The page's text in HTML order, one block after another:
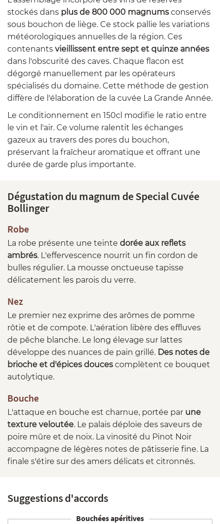
stockés dans plus de 800 000 magnums conservés
sous bouchon de liège. Ce stock pallie les variations
météorologiques annuelles de la région. Ces
contenants vieillissent entre sept et quinze années
dans l'obscurité des caves. Chaque flacon est
dégorgé manuellement par les opérateurs
spécialisés du domaine. Cette méthode de gestion
diffère de l'élaboration de la cuvée La Grande Année.
Le conditionnement en 150cl modifie le ratio entre
le vin et l'air. Ce volume ralentit les échanges
gazeux au travers des pores du bouchon,
préservant la fraîcheur aromatique et offrant une
durée de garde plus importante.
Dégustation du magnum de Special Cuvée
Bollinger
Robe
La robe présente une teinte dorée aux reflets
ambrés. L'effervescence nourrit un fin cordon de
bulles régulier. La mousse onctueuse tapisse
délicatement les parois du verre.
Nez
Le premier nez exprime des arômes de pomme
rôtie et de compote. L'aération libère des effluves
de pêche blanche. Le long élevage sur lattes
développe des nuances de pain grillé. Des notes de
brioche et d'épices douces complètent ce bouquet
autolytique.
Bouche
L'attaque en bouche est charnue, portée par une
texture veloutée. Le palais déploie des saveurs de
poire mûre et de noix. La vinosité du Pinot Noir
accompagne de légères notes de pâtisserie fine. La
finale s'étire sur des amers délicats et citronnés.
Suggestions d'accords
Bouchées apéritives